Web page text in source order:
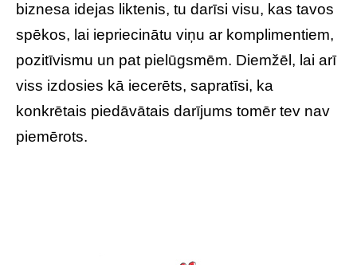
biznesa idejas liktenis, tu darīsi visu, kas tavos
spēkos, lai iepriecinātu viņu ar komplimentiem,
pozitīvismu un pat pielūgsmēm. Diemžēl, lai arī
viss izdosies kā iecerēts, sapratīsi, ka
konkrētais piedāvātais darījums tomēr tev nav
piemērots.